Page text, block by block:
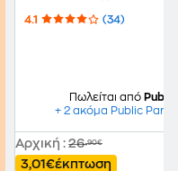
4.1 (34)
Πωλείται από Public
+ 2 ακόμα Public
Αρχική : 26,90€
3,01€έκπτωση